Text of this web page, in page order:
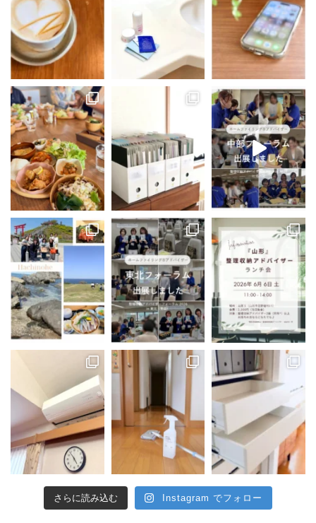
さらに読み込む Instagram でフォロー